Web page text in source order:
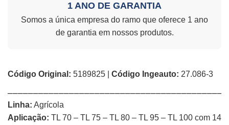
1 ANO DE GARANTIA
Somos a única empresa do ramo que oferece 1 ano
de garantia em nossos produtos.
Código Original: 5189825 | Código Ingeauto: 27.086-3
Linha: Agrícola
Aplicação: TL 70 – TL 75 – TL 80 – TL 95 – TL 100 com 14